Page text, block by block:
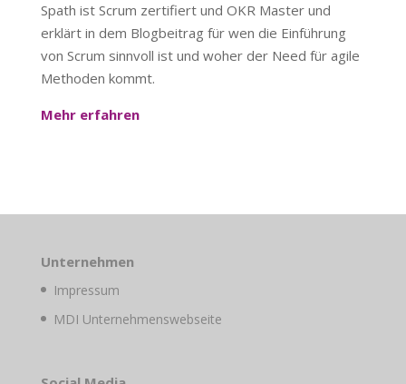
Spath ist Scrum zertifiert und OKR Master und
erklärt in dem Blogbeitrag für wen die Einführung
von Scrum sinnvoll ist und woher der Need für agile
Methoden kommt.
Mehr erfahren
Unternehmen
Impressum
MDI Unternehmenswebseite